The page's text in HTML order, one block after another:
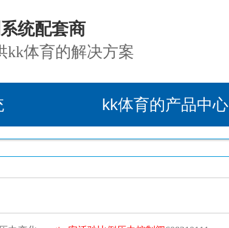
统配套商
kk体育的解决方案
kk体育的产品中心